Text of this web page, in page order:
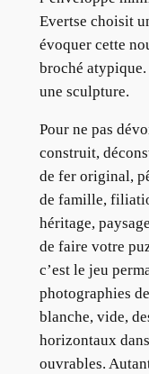
Evertse choisit
évoquer cette
broché atypique.
une sculpture.
Pour ne pas
construit,
de fer original,
de famille,
héritage,
de faire votre
c’est le jeu
photographies
blanche, vide,
horizontaux
ouvrables.